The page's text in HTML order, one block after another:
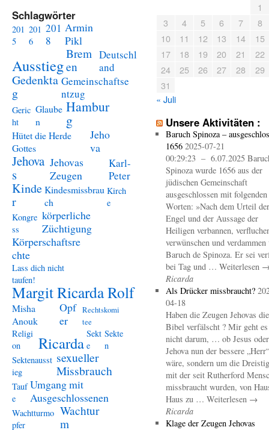
Schlagwörter
201
5
201
6
201
8
Armin
Pikl
Ausstieg
Brem
en
Deutschl
and
Gedenkta
g
Gemeinschaftse
ntzug
Geric
ht
Glaube
n
Hambur
g
Hütet die Herde
Gottes
Jeho
va
Jehova
s
Jehovas
Zeugen
Karl-
Peter
Kinde
r
Kindesmissbrau
ch
Kirch
e
Kongre
ss
körperliche
Züchtigung
Körperschaftsre
chte
Lass dich nicht
taufen!
Margit Ricarda Rolf
Misha
Anouk
Opf
er
Rechtskomi
tee
Religi
on
Ricarda Sekt
e
Sekte
n
Sektenausst
ieg
sexueller
Missbrauch
Tauf
e
Umgang mit
Ausgeschlossenen
Wachtturmo
pfer
Wachtur
m
1
3
4 5 6 7
8
10
11 12 13 14
15
17
18 19 20 21
22
24
25 26 27 28
29
31
« Juli
Unsere Aktivitäten :
Baruch Spinoza –
1656 2025-07-21
00:29:23 – 6.07.2025
Spinoza wurde 1656 aus der
jüdischen Gemeinschaft
ausgeschlossen mit folgenden
Worten: »Nach dem Urteil der
Engel und der Aussage der
Heiligen verbannen,
verwünschen und
Baruch de Spinoza. Er sei
bei Tag und … Weiterlesen
Ricarda
Als Drücker missbraucht?
04-18
Haben die Zeugen Jehovas die
Bibel verfälscht ? Mir geht
nicht darum, … ob Jesus oder
Jehova nun der bessere „Herr“
wäre, sondern um die
mit der seit Rutherford
missbraucht wurden, von
Haus zu … Weiterlesen →
Ricarda
Klage der Zeugen Jehovas